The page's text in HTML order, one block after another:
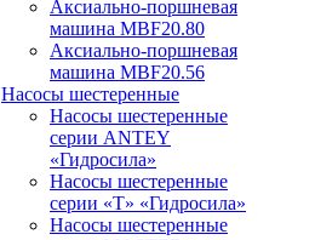
Аксиально-поршневая
машина MBF20.80
Аксиально-поршневая
машина MBF20.56
Насосы шестеренные
Насосы шестеренные
серии ANTEY
«Гидросила»
Насосы шестеренные
серии «Т» «Гидросила»
Насосы шестеренные